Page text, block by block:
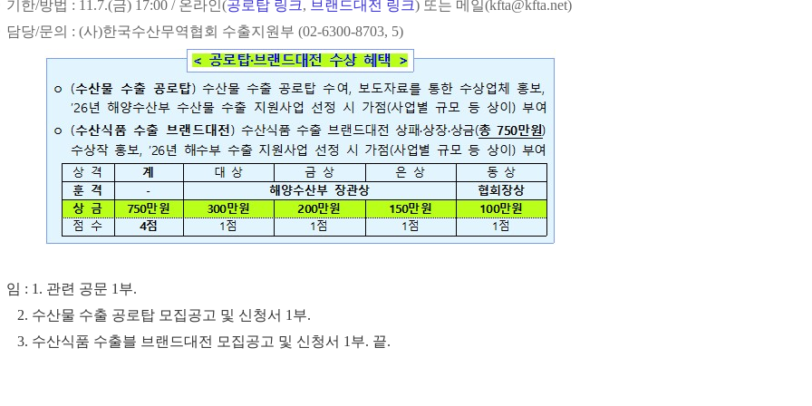
기한/방법 : 11.7.(금) 17:00 / 온라인(공로탑 링크, 브랜드대전 링크) 또는 메일(kfta@kfta.net)
담당/문의 : (사)한국수산무역협회 수출지원부 (02-6300-8703, 5)
임 : 1. 관련 공문 1부.
수산물 수출 공로탑 모집공고 및 신청서 1부.
수산식품 수출블 브랜드대전 모집공고 및 신청서 1부. 끝.